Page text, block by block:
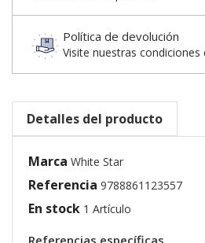
Política de devolución
Visite nuestras condiciones
Detalles del producto
Marca White Star
Referencia 9788861123557
En stock 1 Artículo
Referencias específicas